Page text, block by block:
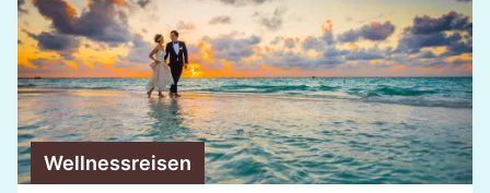
Wellnessreisen